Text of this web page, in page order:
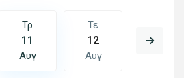
Τρ
11
Αυγ
Τε
12
Αυγ
13